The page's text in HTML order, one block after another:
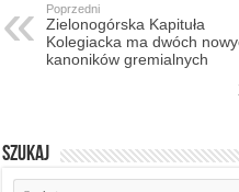
Poprzedni
Zielonogórska Kapituła
Kolegiacka ma dwóch
kanoników gremialnych
Szukaj